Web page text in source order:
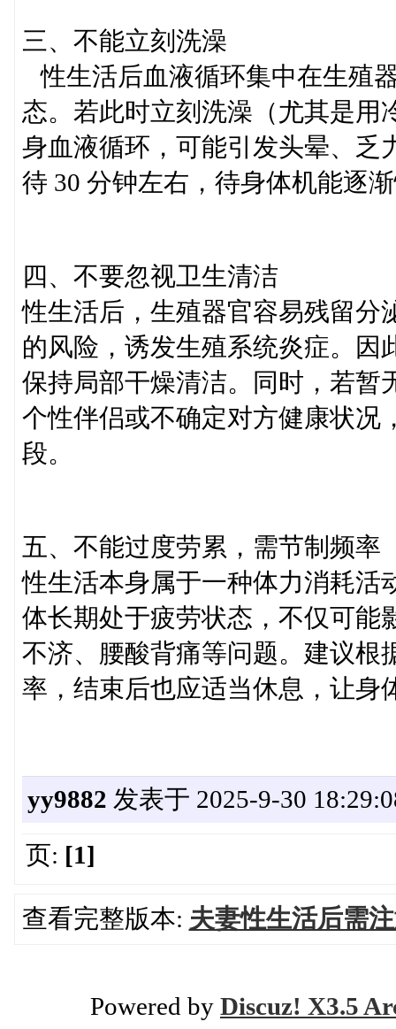
三、不能立刻洗澡
性生活后血液循环集中在生殖
态。若此时立刻洗澡（尤其是用
身血液循环，可能引发头晕、乏
待 30 分钟左右，待身体机能逐
四、不要忽视卫生清洁
性生活后，生殖器官容易残留分
的风险，诱发生殖系统炎症。因
保持局部干燥清洁。同时，若暂
个性伴侣或不确定对方健康状况
段。
五、不能过度劳累，需节制频率
性生活本身属于一种体力消耗活
体长期处于疲劳状态，不仅可能
不济、腰酸背痛等问题。建议根
率，结束后也应适当休息，让身
yy9882 发表于 2025-9-30
页: [1]
查看完整版本: 夫妻性生活后需
Powered by Discuz! X3.5